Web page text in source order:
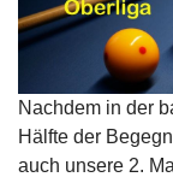
Nachdem in der
Hälfte der
auch unsere 2.